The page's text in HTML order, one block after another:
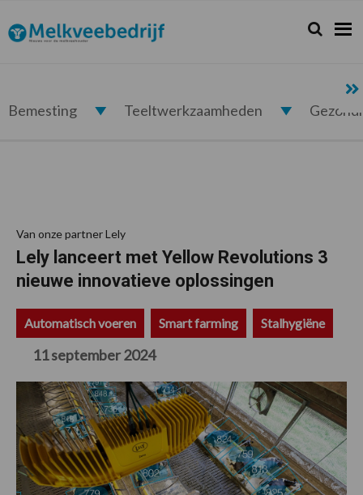
de
hoofdnavigatie
de
hoofd
de
eerste
de
voettekst
Melkveebedrijf.nl Zoeken...
Zoek
Bemesting Teeltwerkzaamheden
Van onze partner Lely
Lely lanceert met Yellow Revolutions 3
nieuwe innovatieve oplossingen
Automatisch voeren Smart farming Stalhygiëne
11 september 2024